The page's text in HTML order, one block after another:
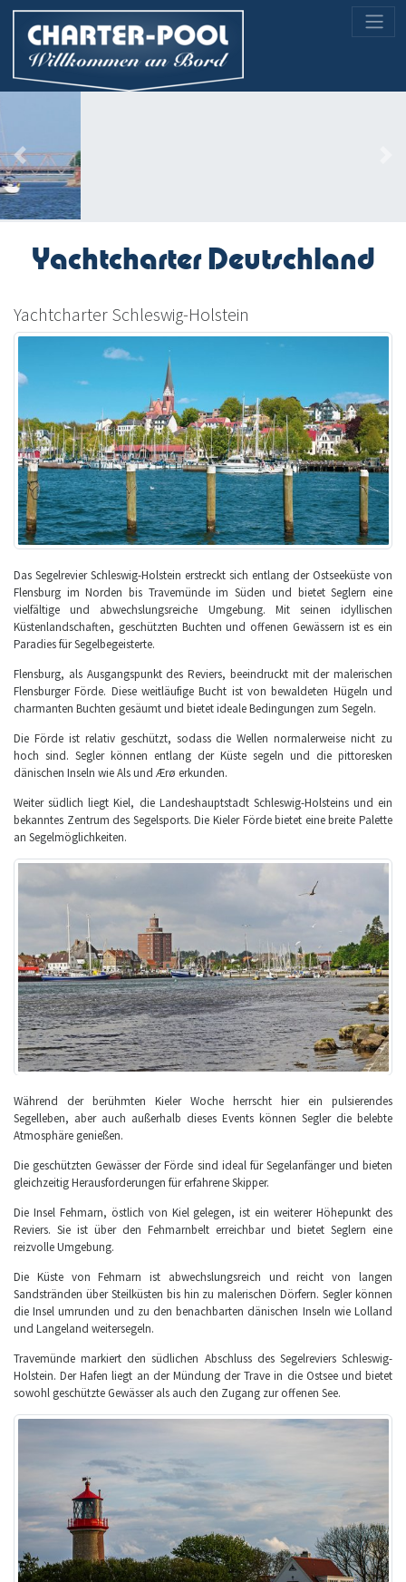
Previous
Yachtcharter Deutschland
Yachtcharter Schleswig-Holstein
Das Segelrevier Schleswig-Holstein erstreckt sich entlang der Ostseeküste von
Flensburg im Norden bis Travemünde im Süden und bietet Seglern eine
vielfältige und abwechslungsreiche Umgebung. Mit seinen idyllischen
Küstenlandschaften, geschützten Buchten und offenen Gewässern ist es ein
Paradies für Segelbegeisterte.
Flensburg, als Ausgangspunkt des Reviers, beeindruckt mit der malerischen
Flensburger Förde. Diese weitläufige Bucht ist von bewaldeten Hügeln und
charmanten Buchten gesäumt und bietet ideale Bedingungen zum Segeln.
Die Förde ist relativ geschützt, sodass die Wellen normalerweise nicht zu
hoch sind. Segler können entlang der Küste segeln und die pittoresken
dänischen Inseln wie Als und Ærø erkunden.
Weiter südlich liegt Kiel, die Landeshauptstadt Schleswig-Holsteins und ein
bekanntes Zentrum des Segelsports. Die Kieler Förde bietet eine breite Palette
an Segelmöglichkeiten.
Während der berühmten Kieler Woche herrscht hier ein pulsierendes
Segelleben, aber auch außerhalb dieses Events können Segler die belebte
Atmosphäre genießen.
Die geschützten Gewässer der Förde sind ideal für Segelanfänger und bieten
gleichzeitig Herausforderungen für erfahrene Skipper.
Die Insel Fehmarn, östlich von Kiel gelegen, ist ein weiterer Höhepunkt des
Reviers. Sie ist über den Fehmarnbelt erreichbar und bietet Seglern eine
reizvolle Umgebung.
Die Küste von Fehmarn ist abwechslungsreich und reicht von langen
Sandstränden über Steilküsten bis hin zu malerischen Dörfern. Segler können
die Insel umrunden und zu den benachbarten dänischen Inseln wie Lolland
und Langeland weitersegeln.
Travemünde markiert den südlichen Abschluss des Segelreviers Schleswig-
Holstein. Der Hafen liegt an der Mündung der Trave in die Ostsee und bietet
sowohl geschützte Gewässer als auch den Zugang zur offenen See.